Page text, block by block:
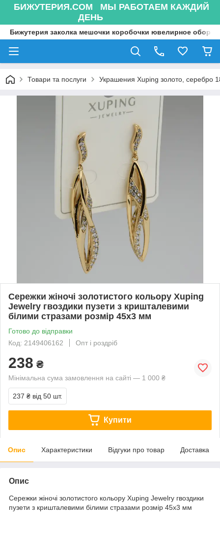
БИЖУТЕРИЯ.COM МЫ РАБОТАЕМ КАЖДИЙ
ДЕНЬ
Бижутерия заколка мешочки коробочки ювелирное
Товари та послуги Украшения Xuping золото, серебро
Сережки жіночі золотистого кольору Xuping
Jewelry гвоздики пузети з кришталевими
білими стразами розмір 45х3 мм
Готово до відправки
Код: 2149406162
Опт і роздріб
238 ₴
Мінімальна сума замовлення на сайті — 1 000 ₴
237 ₴ від 50 шт.
Купити
Опис Характеристики Відгуки про товар Доставка
Опис
Сережки жіночі золотистого кольору Xuping Jewelry гвоздики
пузети з кришталевими білими стразами розмір 45х3 мм